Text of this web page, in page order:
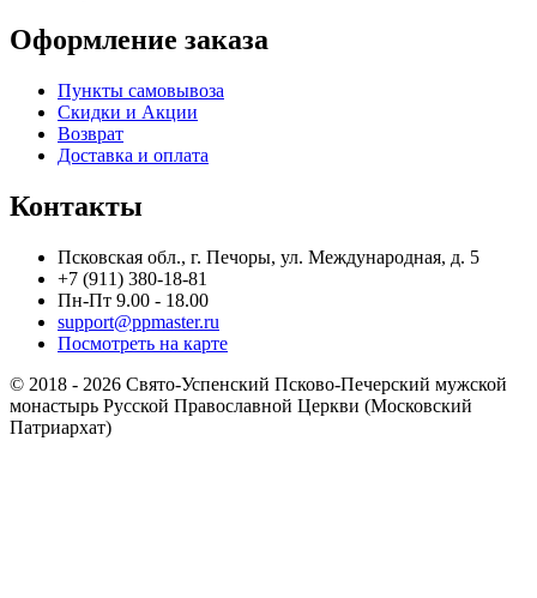
Оформление заказа
Пункты самовывоза
Скидки и Акции
Возврат
Доставка и оплата
Контакты
Псковская обл., г. Печоры, ул. Международная, д. 5
+7 (911) 380-18-81
Пн-Пт 9.00 - 18.00
support@ppmaster.ru
Посмотреть на карте
© 2018 - 2026 Свято-Успенский Псково-Печерский мужской
монастырь Русской Православной Церкви (Московский
Патриархат)